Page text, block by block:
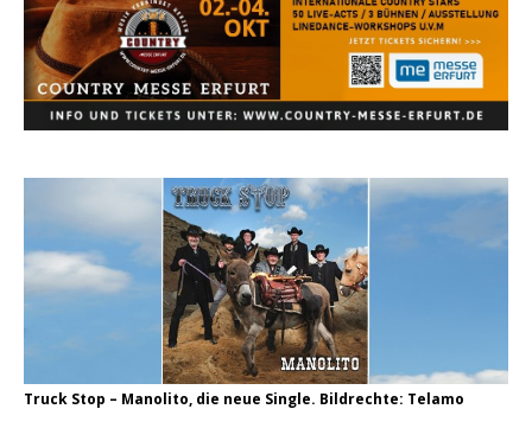
Parton, Bill Anderson und Shaboozey im Fokus
Chris Johnson & The Hollywood Hillbillies
kündigen neues Album mit „Better Days
Ahead“ an
täglich rund 10.000 Leser
Truck Stop – Manolito, die neue Single. Bildrechte: Telamo